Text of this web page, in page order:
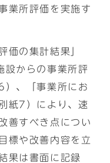
業所評価を実施す
価の集計結果」
設からの事業所評
）、「事業所にお
紙7）により、速
善すべき点につい
標や改善内容を立
果は書面に記録